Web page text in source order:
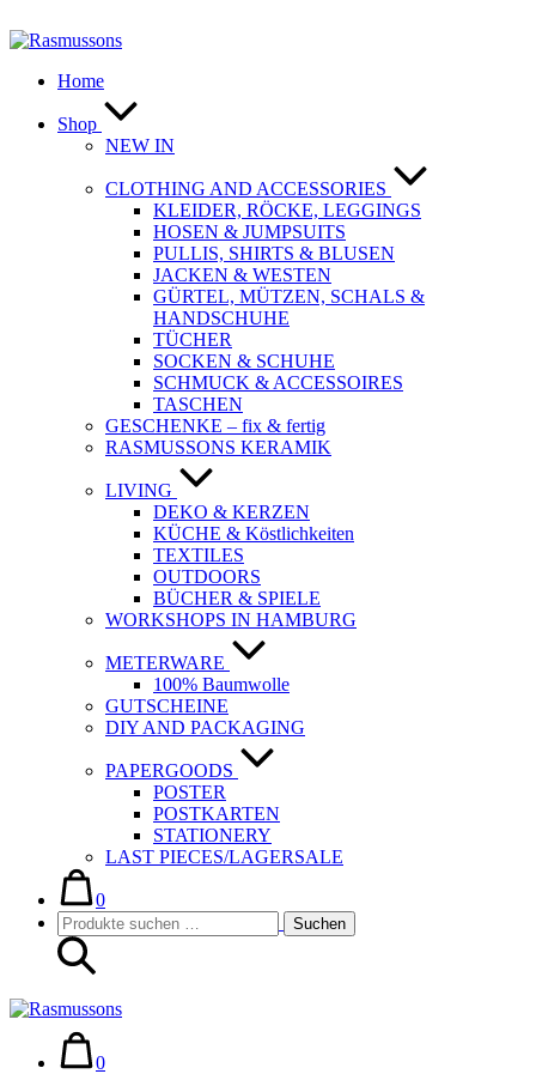
Inhalt
Home
Shop
NEW IN
CLOTHING AND ACCESSORIES
KLEIDER, RÖCKE, LEGGINGS
HOSEN & JUMPSUITS
PULLIS, SHIRTS & BLUSEN
JACKEN & WESTEN
GÜRTEL, MÜTZEN, SCHALS &
HANDSCHUHE
TÜCHER
SOCKEN & SCHUHE
SCHMUCK & ACCESSOIRES
TASCHEN
GESCHENKE – fix & fertig
RASMUSSONS KERAMIK
LIVING
DEKO & KERZEN
KÜCHE & Köstlichkeiten
TEXTILES
OUTDOORS
BÜCHER & SPIELE
WORKSHOPS IN HAMBURG
METERWARE
100% Baumwolle
GUTSCHEINE
DIY AND PACKAGING
PAPERGOODS
POSTER
POSTKARTEN
STATIONERY
LAST PIECES/LAGERSALE
Warenkorb
0im
Warenkorb
Suche-
Schalter
Suchen
nach:
Suchen
Warenkorb
0im